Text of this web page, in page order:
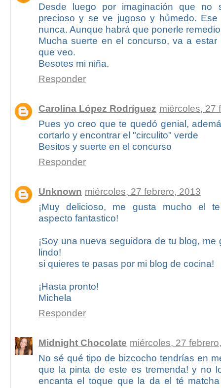
Desde luego por imaginación que no
precioso y se ve jugoso y húmedo.
nunca. Aunque habrá que ponerle
Mucha suerte en el concurso, va a
que veo.
Besotes mi niña.
Responder
Carolina López Rodríguez miércoles, 27
Pues yo creo que te quedó genial,
cortarlo y encontrar el "circulito" verde
Besitos y suerte en el concurso
Responder
Unknown miércoles, 27 febrero, 2013
¡Muy delicioso, me gusta mucho el
aspecto fantastico!
¡Soy una nueva seguidora de tu blog,
lindo!
si quieres te pasas por mi blog de cocina!
¡Hasta pronto!
Michela
Responder
Midnight Chocolate miércoles, 27
No sé qué tipo de bizcocho tendrías en
que la pinta de este es tremenda! y no
encanta el toque que la da el té